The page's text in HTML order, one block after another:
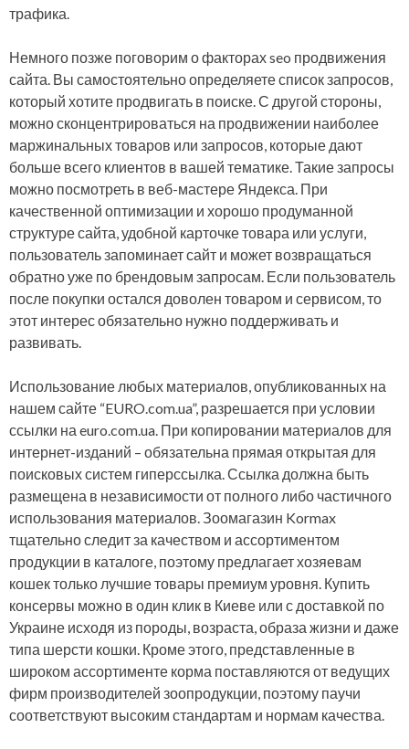
трафика.
Немного позже поговорим о факторах seo продвижения
сайта. Вы самостоятельно определяете список запросов,
который хотите продвигать в поиске. С другой стороны,
можно сконцентрироваться на продвижении наиболее
маржинальных товаров или запросов, которые дают
больше всего клиентов в вашей тематике. Такие запросы
можно посмотреть в веб-мастере Яндекса. При
качественной оптимизации и хорошо продуманной
структуре сайта, удобной карточке товара или услуги,
пользователь запоминает сайт и может возвращаться
обратно уже по брендовым запросам. Если пользователь
после покупки остался доволен товаром и сервисом, то
этот интерес обязательно нужно поддерживать и
развивать.
Использование любых материалов, опубликованных на
нашем сайте “EURO.com.ua”, разрешается при условии
ссылки на euro.com.ua. При копировании материалов для
интернет-изданий – обязательна прямая открытая для
поисковых систем гиперссылка. Ссылка должна быть
размещена в независимости от полного либо частичного
использования материалов. Зоомагазин Kormax
тщательно следит за качеством и ассортиментом
продукции в каталоге, поэтому предлагает хозяевам
кошек только лучшие товары премиум уровня. Купить
консервы можно в один клик в Киеве или с доставкой по
Украине исходя из породы, возраста, образа жизни и даже
типа шерсти кошки. Кроме этого, представленные в
широком ассортименте корма поставляются от ведущих
фирм производителей зоопродукции, поэтому паучи
соответствуют высоким стандартам и нормам качества.